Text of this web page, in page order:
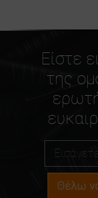
Είστε
της
Θέλω